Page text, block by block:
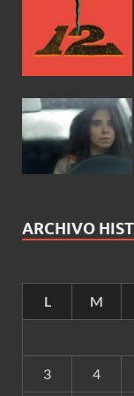
ARCHIVO
L
M
3 4